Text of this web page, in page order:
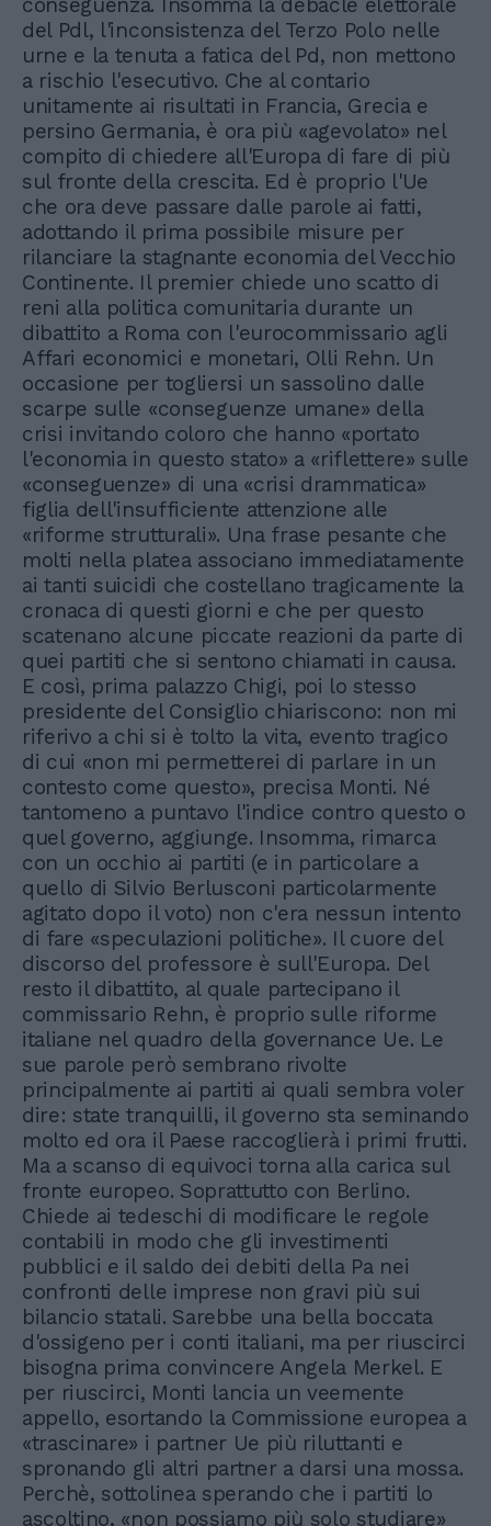
del Pdl, l'inconsistenza del Terzo Polo nelle
urne e la tenuta a fatica del Pd, non mettono
a rischio l'esecutivo. Che al contario
unitamente ai risultati in Francia, Grecia e
persino Germania, è ora più «agevolato» nel
compito di chiedere all'Europa di fare di più
sul fronte della crescita. Ed è proprio l'Ue
che ora deve passare dalle parole ai fatti,
adottando il prima possibile misure per
rilanciare la stagnante economia del Vecchio
Continente. Il premier chiede uno scatto di
reni alla politica comunitaria durante un
dibattito a Roma con l'eurocommissario agli
Affari economici e monetari, Olli Rehn. Un
occasione per togliersi un sassolino dalle
scarpe sulle «conseguenze umane» della
crisi invitando coloro che hanno «portato
l'economia in questo stato» a «riflettere» sulle
«conseguenze» di una «crisi drammatica»
figlia dell'insufficiente attenzione alle
«riforme strutturali». Una frase pesante che
molti nella platea associano immediatamente
ai tanti suicidi che costellano tragicamente la
cronaca di questi giorni e che per questo
scatenano alcune piccate reazioni da parte di
quei partiti che si sentono chiamati in causa.
E così, prima palazzo Chigi, poi lo stesso
presidente del Consiglio chiariscono: non mi
riferivo a chi si è tolto la vita, evento tragico
di cui «non mi permetterei di parlare in un
contesto come questo», precisa Monti. Né
tantomeno a puntavo l'indice contro questo o
quel governo, aggiunge. Insomma, rimarca
con un occhio ai partiti (e in particolare a
quello di Silvio Berlusconi particolarmente
agitato dopo il voto) non c'era nessun intento
di fare «speculazioni politiche». Il cuore del
discorso del professore è sull'Europa. Del
resto il dibattito, al quale partecipano il
commissario Rehn, è proprio sulle riforme
italiane nel quadro della governance Ue. Le
sue parole però sembrano rivolte
principalmente ai partiti ai quali sembra voler
dire: state tranquilli, il governo sta seminando
molto ed ora il Paese raccoglierà i primi frutti.
Ma a scanso di equivoci torna alla carica sul
fronte europeo. Soprattutto con Berlino.
Chiede ai tedeschi di modificare le regole
contabili in modo che gli investimenti
pubblici e il saldo dei debiti della Pa nei
confronti delle imprese non gravi più sui
bilancio statali. Sarebbe una bella boccata
d'ossigeno per i conti italiani, ma per riuscirci
bisogna prima convincere Angela Merkel. E
per riuscirci, Monti lancia un veemente
appello, esortando la Commissione europea a
«trascinare» i partner Ue più riluttanti e
spronando gli altri partner a darsi una mossa.
Perchè, sottolinea sperando che i partiti lo
ascoltino, «non possiamo più solo studiare»